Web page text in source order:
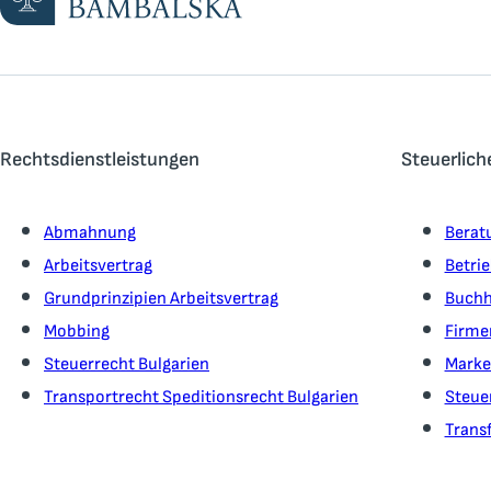
Rechtsdienstleistungen
Abmahnung
Arbeitsvertrag
Grundprinzipien Arbeitsvertrag
Mobbing
Steuerrecht Bulgarien
Transportrecht Speditionsrecht Bulgarien